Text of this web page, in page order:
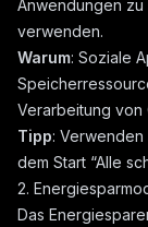
Anwendungen zu
verwenden.
Warum: Soziale
Verarbeitung von
Tipp:
dem Start “Alle
2.
Das